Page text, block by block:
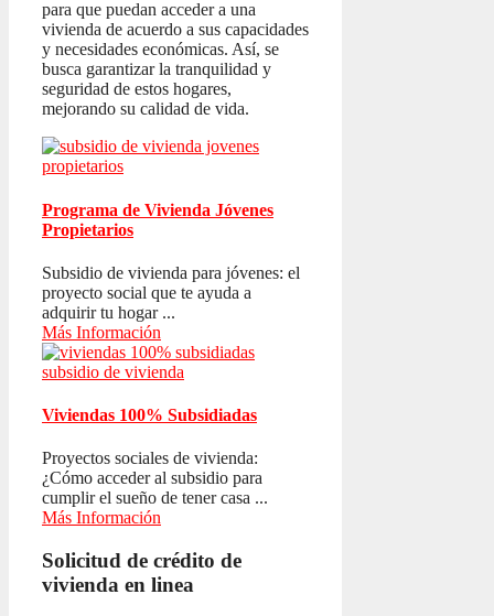
para que puedan acceder a una
vivienda de acuerdo a sus capacidades
y necesidades económicas. Así, se
busca garantizar la tranquilidad y
seguridad de estos hogares,
mejorando su calidad de vida.
Programa de Vivienda Jóvenes
Propietarios
Subsidio de vivienda para jóvenes: el
proyecto social que te ayuda a
adquirir tu hogar ...
Más Información
Viviendas 100% Subsidiadas
Proyectos sociales de vivienda:
¿Cómo acceder al subsidio para
cumplir el sueño de tener casa ...
Más Información
Solicitud de crédito de
vivienda en linea